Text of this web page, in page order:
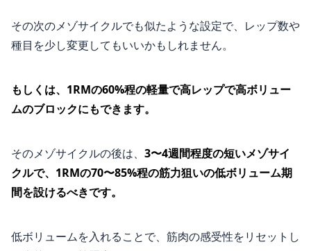
その次のメゾサイクルでも似たような設定で、レップ数や
種目を少し変更してもいいかもしれません。
もしくは、1RMの60%程の軽量で高レップで高ボリュー
ムのブロックにもできます。
そのメゾサイクルの後は、 3〜4週間程度の短いメゾサイ
クルで、1RMの70〜85%程の筋力狙いの低ボリューム期
間を設けるべきです。
低ボリュームを入れることで、筋肉の感受性をリセットし